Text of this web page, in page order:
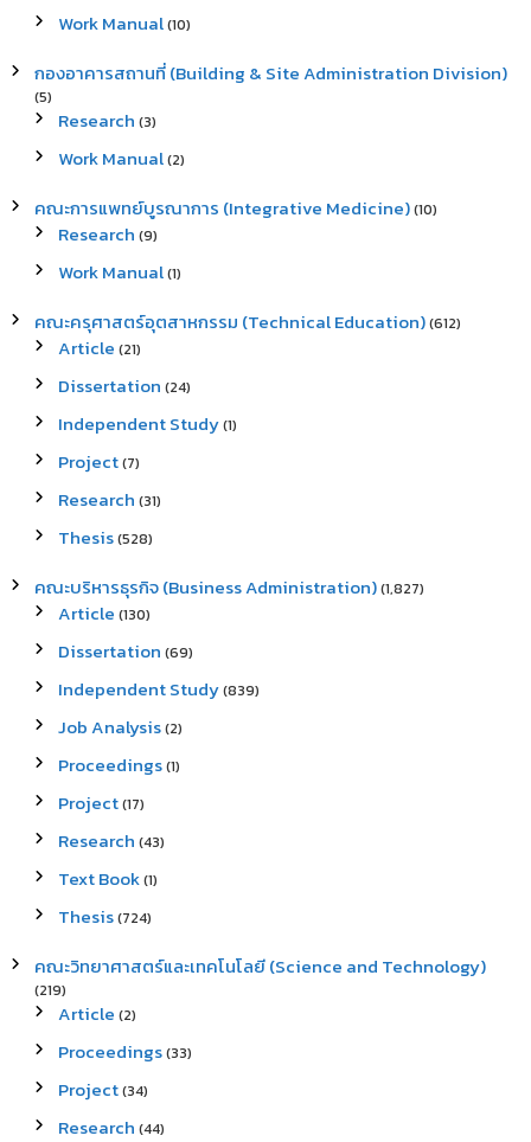
Work Manual(10)
กองอาคารสถานที่ (Building & Site Administration Division)
(5)
Research (3)
Work Manual(2)
คณะการแพทย์บูรณาการ (Integrative Medicine)(10)
Research (9)
Work Manual(1)
คณะครุศาสตร์อุตสาหกรรม (Technical Education)(612)
Article (21)
Dissertation (24)
Independent Study(1)
Project(7)
Research (31)
Thesis(528)
คณะบริหารธุรกิจ (Business Administration)(1,827)
Article (130)
Dissertation (69)
Independent Study(839)
Job Analysis(2)
Proceedings(1)
Project(17)
Research (43)
Text Book(1)
Thesis(724)
คณะวิทยาศาสตร์และเทคโนโลยี (Science and Technology)
(219)
Article (2)
Proceedings(33)
Project(34)
Research (44)